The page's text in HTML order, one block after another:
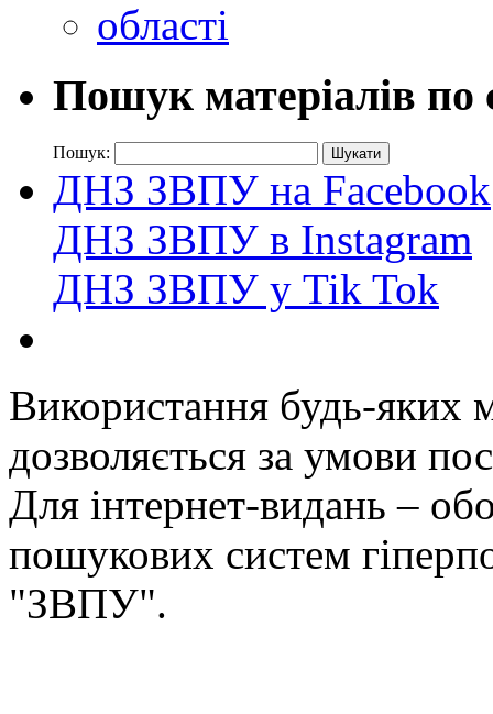
Пошук матеріалів по
Пошук:
ДНЗ ЗВПУ на Facebook
ДНЗ ЗВПУ в Instagram
ДНЗ ЗВПУ у Tik Tok
Використання будь-яких
дозволяється за умови
Для інтернет-видань –
пошукових систем
"ЗВПУ".